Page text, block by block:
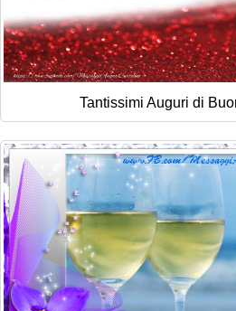
Tantissimi Auguri di